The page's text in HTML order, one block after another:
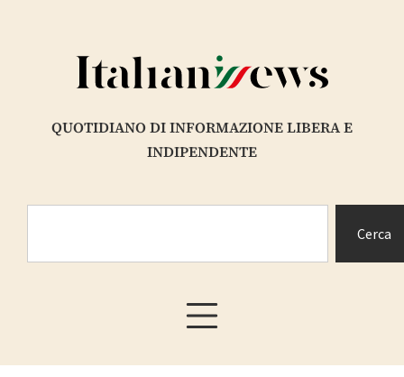
QUOTIDIANO DI INFORMAZIONE LIBERA E
INDIPENDENTE
Cerca